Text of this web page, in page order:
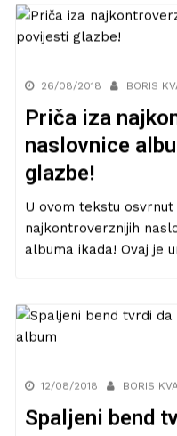
26/08/2018 BORIS
Priča iza
naslovnice
glazbe!
U ovom tekstu
najkontroverznijih
albuma ikada! Ovaj je
12/08/2018 BORIS
Spaljeni bend